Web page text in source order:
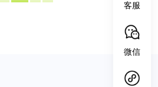
客服
微信